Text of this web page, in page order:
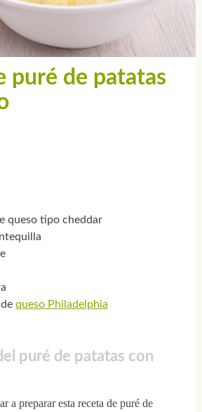
puré de patatas
queso tipo cheddar
queso Philadelphia
puré de patatas con
a preparar esta receta de puré de